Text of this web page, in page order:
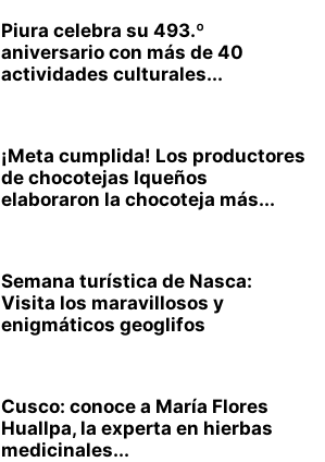
Piura celebra su 493.º
aniversario con más de 40
actividades culturales...
¡Meta cumplida! Los productores
de chocotejas Iqueños
elaboraron la chocoteja más...
Semana turística de Nasca:
Visita los maravillosos y
enigmáticos geoglifos
Cusco: conoce a María Flores
Huallpa, la experta en hierbas
medicinales...